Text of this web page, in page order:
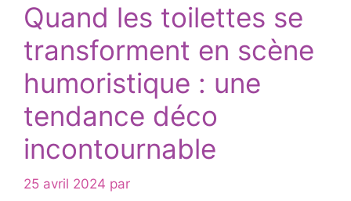
Quand les toilettes se
transforment en scène
humoristique : une
tendance déco
incontournable
25 avril 2024 par